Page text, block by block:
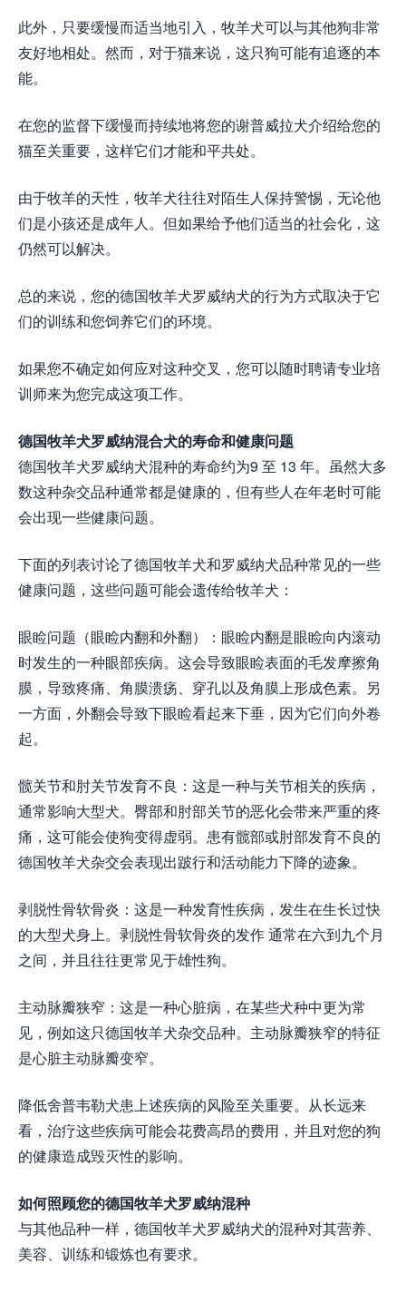
此外，只要缓慢而适当地引入，牧羊犬可以与其他狗非常
友好地相处。然而，对于猫来说，这只狗可能有追逐的本
能。
在您的监督下缓慢而持续地将您的谢普威拉犬介绍给您的
猫至关重要，这样它们才能和平共处。
由于牧羊的天性，牧羊犬往往对陌生人保持警惕，无论他
们是小孩还是成年人。但如果给予他们适当的社会化，这
仍然可以解决。
总的来说，您的德国牧羊犬罗威纳犬的行为方式取决于它
们的训练和您饲养它们的环境。
如果您不确定如何应对这种交叉，您可以随时聘请专业培
训师来为您完成这项工作。
德国牧羊犬罗威纳混合犬的寿命和健康问题
德国牧羊犬罗威纳犬混种的寿命约为9 至 13 年。虽然大多
数这种杂交品种通常都是健康的，但有些人在年老时可能
会出现一些健康问题。
下面的列表讨论了德国牧羊犬和罗威纳犬品种常见的一些
健康问题，这些问题可能会遗传给牧羊犬：
眼睑问题（眼睑内翻和外翻）：眼睑内翻是眼睑向内滚动
时发生的一种眼部疾病。这会导致眼睑表面的毛发摩擦角
膜，导致疼痛、角膜溃疡、穿孔以及角膜上形成色素。另
一方面，外翻会导致下眼睑看起来下垂，因为它们向外卷
起。
髋关节和肘关节发育不良：这是一种与关节相关的疾病，
通常影响大型犬。臀部和肘部关节的恶化会带来严重的疼
痛，这可能会使狗变得虚弱。患有髋部或肘部发育不良的
德国牧羊犬杂交会表现出跛行和活动能力下降的迹象。
剥脱性骨软骨炎：这是一种发育性疾病，发生在生长过快
的大型犬身上。剥脱性骨软骨炎的发作 通常在六到九个月
之间，并且往往更常见于雄性狗。
主动脉瓣狭窄：这是一种心脏病，在某些犬种中更为常
见，例如这只德国牧羊犬杂交品种。主动脉瓣狭窄的特征
是心脏主动脉瓣变窄。
降低舍普韦勒犬患上述疾病的风险至关重要。从长远来
看，治疗这些疾病可能会花费高昂的费用，并且对您的狗
的健康造成毁灭性的影响。
如何照顾您的德国牧羊犬罗威纳混种
与其他品种一样，德国牧羊犬罗威纳犬的混种对其营养、
美容、训练和锻炼也有要求。